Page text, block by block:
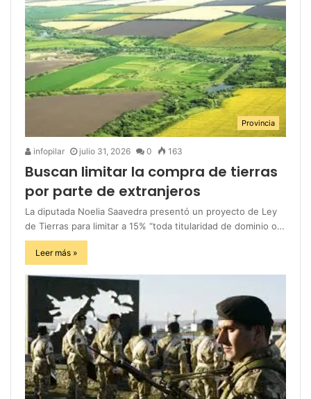
Provincia
infopilar julio 31, 2026 0 163
Buscan limitar la compra de tierras
por parte de extranjeros
La diputada Noelia Saavedra presentó un proyecto de Ley
de Tierras para limitar a 15% “toda titularidad de dominio o…
Leer más »